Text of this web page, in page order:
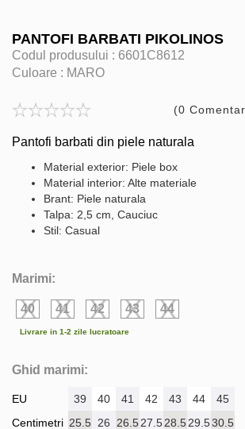
PANTOFI BARBATI PIKOLINOS
Codul produsului : 6601C8612
Culoare : MARO
(0
Pantofi barbati din piele naturala
Material exterior: Piele box
Material interior: Alte materiale
Brant: Piele naturala
Talpa: 2,5 cm, Cauciuc
Stil: Casual
Marimi:
40 41 42 43 44
Livrare in 1-2 zile lucratoare
Ghid marimi:
EU
Centimetri
39 40 41 42 43 44
45
25.5 26 26.527.528.529.530.5